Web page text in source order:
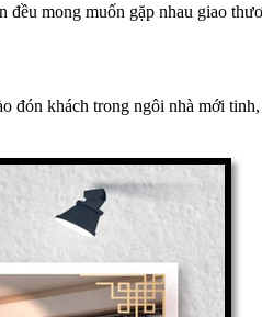
mong muốn gặp nhau giao
khách trong ngôi nhà mới